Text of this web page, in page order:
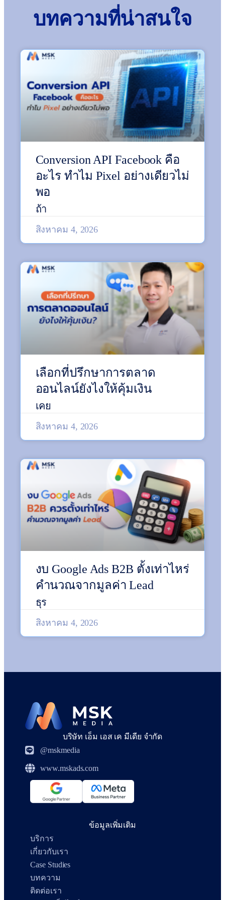
บทความที่น่าสนใจ
Conversion API Facebook คือ
อะไร ทำไม Pixel อย่างเดียวไม่
พอ
ถ้า
สิงหาคม 4, 2026
เลือกที่ปรึกษาการตลาด
ออนไลน์ยังไงให้คุ้มเงิน
เคย
สิงหาคม 4, 2026
งบ Google Ads B2B ตั้งเท่าไหร่
คำนวณจากมูลค่า Lead
ธุร
สิงหาคม 4, 2026
บริษัท เอ็ม เอส เค มีเดีย จำกัด
@mskmedia
www.mskads.com
ข้อมูลเพิ่มเติม
บริการ
เกี่ยวกับเรา
Case Studies
บทความ
ติดต่อเรา